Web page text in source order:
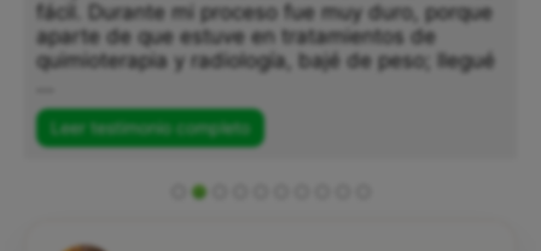
fácil. Durante mi proceso fue muy duro, porque
aparte de que estuve en tratamientos de
quimioterapia y radiología, bajé de peso; llegué
Leer testimonio completo